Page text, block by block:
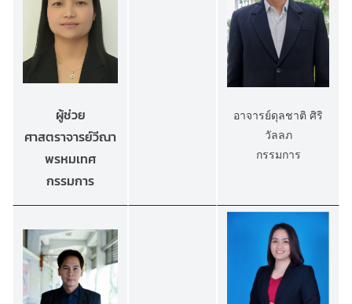
ผู้ช่วย
ศาสตราจารย์วีณา
พรหมเทศ
กรรมการ
อาจารย์ดุลชาติ ศิริ
วัลลภ
กรรมการ